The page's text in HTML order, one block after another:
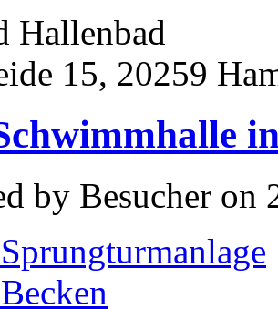
Hallenbad
15, 20259
by Besucher on